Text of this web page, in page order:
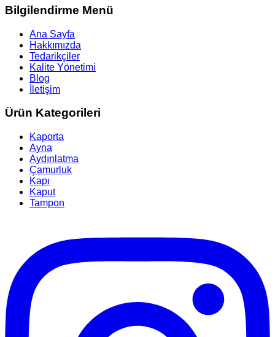
Bilgilendirme Menü
Ana Sayfa
Hakkımızda
Tedarikçiler
Kalite Yönetimi
Blog
İletişim
Ürün Kategorileri
Kaporta
Ayna
Aydınlatma
Çamurluk
Kapı
Kaput
Tampon